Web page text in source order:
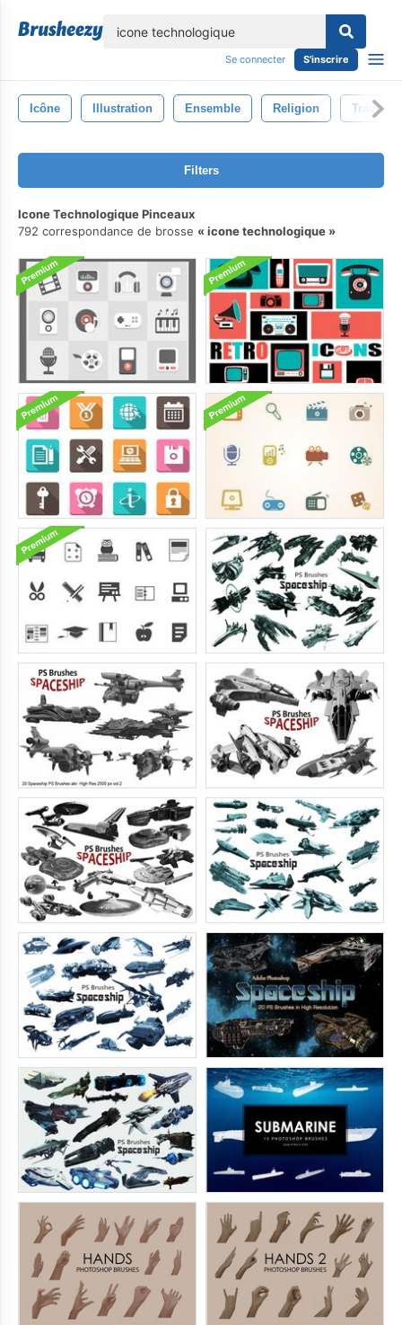
Se connecter S'inscrire
Icône Illustration Ensemble Religion Traverser
Filters
Icone Technologique Pinceaux
792 correspondance de brosse
icone technologique